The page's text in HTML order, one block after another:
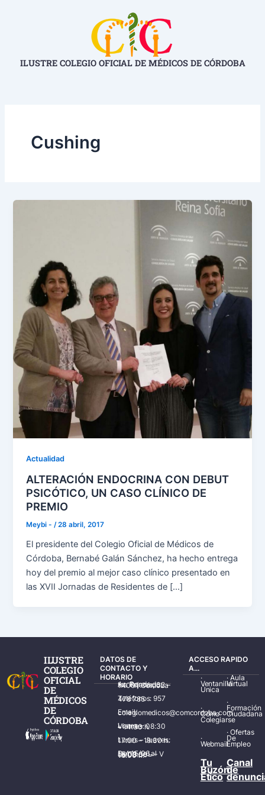
ILUSTRE COLEGIO OFICIAL DE MÉDICOS DE CÓRDOBA
Cushing
Actualidad
ALTERACIÓN ENDOCRINA CON DEBUT
PSICÓTICO, UN CASO CLÍNICO DE
PREMIO
Meybi -/28 abril, 2017
El presidente del Colegio Oficial de Médicos de
Córdoba, Bernabé Galán Sánchez, ha hecho entrega
hoy del premio al mejor caso clínico presentado en
las XVII Jornadas de Residentes de […]
ILUSTRE
COLEGIO
OFICIAL
DE
MÉDICOS
DE
CÓRDOBA
DATOS DE
CONTACTO Y
HORARIO
Av. Ronda de los Tejares, 32 – 14001 Córdoba
Teléfonos: 957 478 785
Email: colegiomedicos@comcordoba.com
Lunes – Viernes: 08:30 – 14:30 h.
Lunes – Jueves: 17:00 – 19:30 h.
Del 15/06 al 15/09 de L – V de 08:00 – 15:00 h.
ACCESO RAPIDO
A...
·
Ventanilla
Única
·
Cómo
Colegiarse
·
Webmail
·Aula
Virtual
·
Formación
Ciudadana
·Ofertas
De
Empleo
Tu
Buzón
Ético
Canal
de